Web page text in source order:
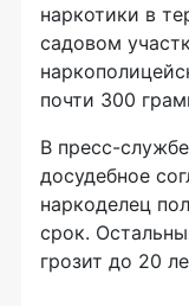
наркотики в
садовом
почти 300
В пресс-службе
досудебное
наркоделец
срок.
грозит до 20